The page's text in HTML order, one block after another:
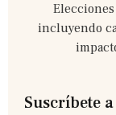
incluyendo
Suscríbete